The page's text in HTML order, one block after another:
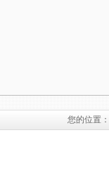
您的位置：